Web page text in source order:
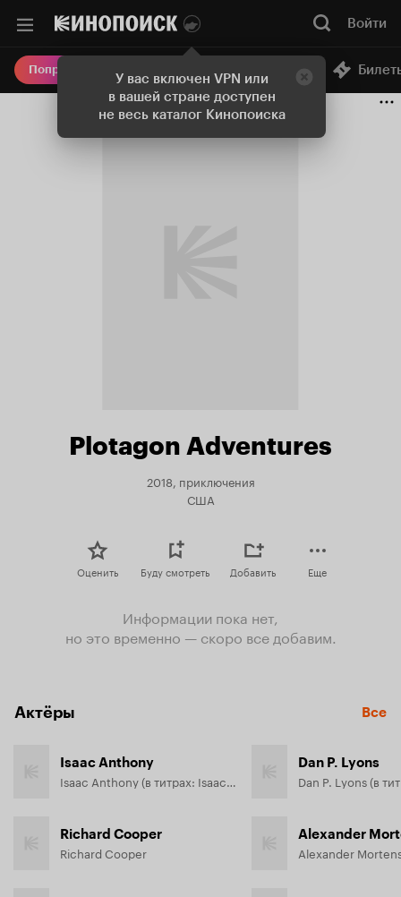
У вас включен VPN или
в вашей стране доступен
не весь каталог Кинопоиска
Войти
Попробовать Плюс Онлайн-кинотеатр
Plotagon Adventures
2018, приключения
США
Оценить Буду смотреть Добавить Еще
Информации пока нет,
но это временно — скоро все добавим.
Актёры Все
Isaac Anthony
Isaac Anthony (в титрах: Isaac Anthony {Spikey The Dinocat})
Richard Cooper
Richard Cooper
Dan P. Lyons
Alexander
Alexander